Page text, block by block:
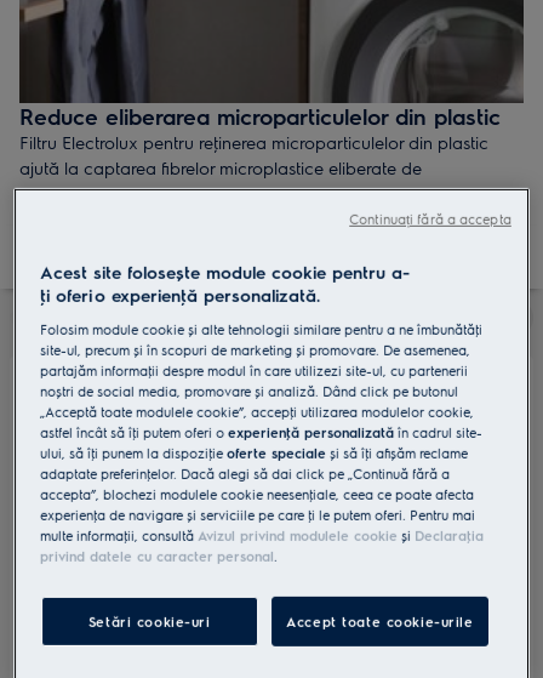
Reduce eliberarea microparticulelor din plastic
Filtru Electrolux pentru reţinerea microparticulelor din plastic
ajută la captarea fibrelor microplastice eliberate de
îmbrăcămintea sintetică la spălare, pentru a reduce eliberarea
Acest site folosește module cookie pentru a-
ţi oferi o experienţă personalizată.
Folosim module cookie și alte tehnologii similare pentru a ne îmbunătăţi
site-ul, precum și în scopuri de marketing și promovare. De asemenea,
partajăm informaţii despre modul în care utilizezi site-ul, cu partenerii
noștri de social media, promovare și analiză. Dând click pe butonul
„Acceptă toate modulele cookie”, accepţi utilizarea modulelor cookie,
astfel încât să îţi putem oferi oexperienţă personalizată în cadrul site-
ului, să îţi punem la dispoziţieoferte speciale și să îţi afișăm reclame
adaptate preferinţelor. Dacă alegi să dai click pe „Continuă fără a
accepta”, blochezi modulele cookie neesenţiale, ceea ce poate afecta
experienţa de navigare și serviciile pe care ţi le putem oferi. Pentru mai
multe informaţii, consultăAvizul privind modulele cookie și Declaraţia
privind datele cu caracter personal.
Setări cookie-uri Accept toate cookie-urile
Continuați fără a accepta